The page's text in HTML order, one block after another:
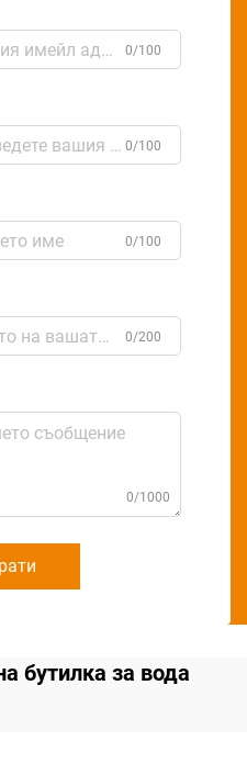
0/100
0/100
0/100
0/200
0/1000
бутилка за вода